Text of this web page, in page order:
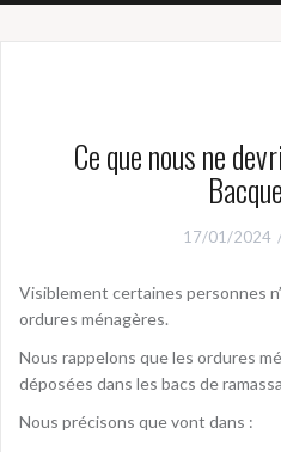
Ce que nous ne
17/01/2024
Visiblement certaines personnes
ordures ménagères.
Nous rappelons que les ordures
déposées dans les bacs de
Nous précisons que vont dans :